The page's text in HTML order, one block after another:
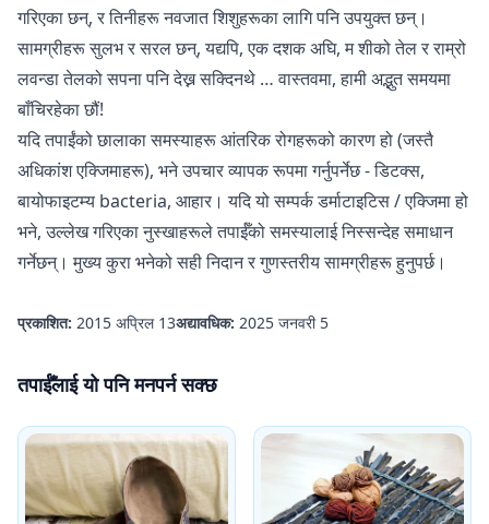
गरिएका छन्, र तिनीहरू नवजात शिशुहरूका लागि पनि उपयुक्त छन्।
सामग्रीहरू सुलभ र सरल छन्, यद्यपि, एक दशक अघि, म शीको तेल र राम्रो
लवन्डा तेलको सपना पनि देख्न सक्दिनथे … वास्तवमा, हामी अद्भुत समयमा
बाँचिरहेका छौं!
यदि तपाईंको छालाका समस्याहरू आंतरिक रोगहरूको कारण हो (जस्तै
अधिकांश एक्जिमाहरू), भने उपचार व्यापक रूपमा गर्नुपर्नेछ - डिटक्स,
बायोफाइटम्य bacteria, आहार। यदि यो सम्पर्क डर्माटाइटिस / एक्जिमा हो
भने, उल्लेख गरिएका नुस्खाहरूले तपाईँको समस्यालाई निस्सन्देह समाधान
गर्नेछन्। मुख्य कुरा भनेको सही निदान र गुणस्तरीय सामग्रीहरू हुनुपर्छ।
प्रकाशित: 2015 अप्रिल 13अद्यावधिक: 2025 जनवरी 5
तपाईँलाई यो पनि मनपर्न सक्छ